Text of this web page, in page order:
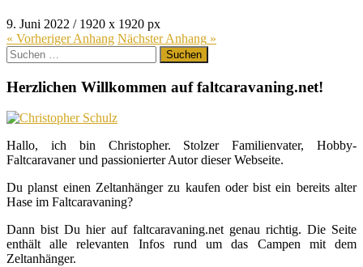
9. Juni 2022 / 1920 x 1920 px
« VorherigerAnhang NächsterAnhang »
Suchen
nach:
Herzlichen Willkommen auf faltcaravaning.net!
Hallo, ich bin Christopher. Stolzer Familienvater, Hobby-
Faltcaravaner und passionierter Autor dieser Webseite.
Du planst einen Zeltanhänger zu kaufen oder bist ein bereits alter
Hase im Faltcaravaning?
Dann bist Du hier auf faltcaravaning.net genau richtig. Die Seite
enthält alle relevanten Infos rund um das Campen mit dem
Zeltanhänger.